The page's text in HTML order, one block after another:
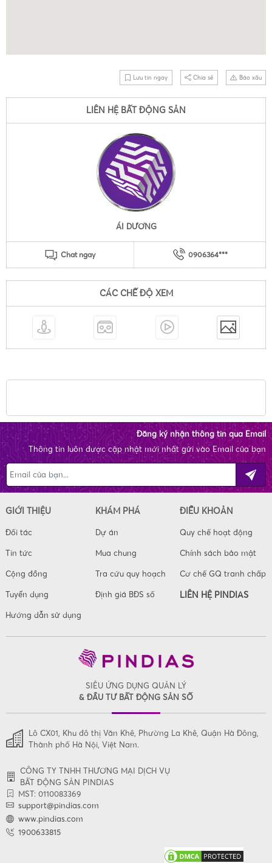
Lưu tin ngay Chia sẻ Báo xấu
LIÊN HỆ BẤT ĐỘNG SẢN
ÁI DƯƠNG
Chat ngay 0906364***
CÁC CHẾ ĐỘ XEM
Đăng ký nhận thông tin qua Email
Thông tin luôn được cập nhật mới nhất gửi vào Email của bạn
GIỚI THIỆU
Đối tác
Tin tức
Cộng đồng
Tuyển dụng
Hướng dẫn sử dụng
KHÁM PHÁ
Dự án
Mua chung
Tra cứu quy hoạch
Định giá BĐS số
ĐIỀU KHOẢN
Quy chế hoạt động
Chính sách bảo mật
Cơ chế GQ tranh chấp
LIÊN HỆ PINDIAS
SIÊU ỨNG DỤNG QUẢN LÝ
& ĐẦU TƯ BẤT ĐỘNG SẢN SỐ
Lô CX01, Khu đô thị Văn Khê, Phường La Khê, Quận Hà Đông,
Thành phố Hà Nội, Việt Nam.
CÔNG TY TNHH THƯƠNG MẠI DỊCH VỤ
BẤT ĐỘNG SẢN PINDIAS
MST: 0110083369
support@pindias.com
www.pindias.com
1900633815